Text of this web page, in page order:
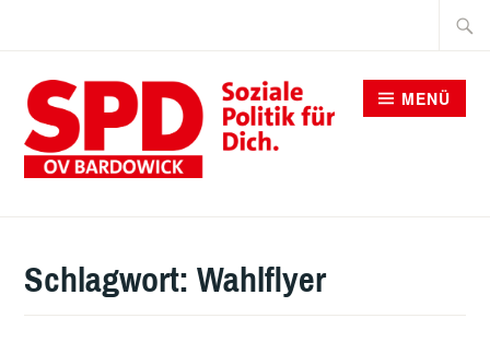
springen
Suche
MENÜ
Schlagwort:Wahlflyer